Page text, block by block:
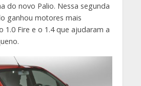
do novo Palio. Nessa segunda
ganhou motores mais
1.0 Fire e o 1.4 que ajudaram a